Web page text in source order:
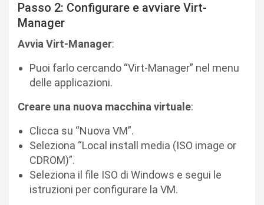
Passo 2: Configurare e avviare Virt-
Manager
Avvia Virt-Manager:
Puoi farlo cercando “Virt-Manager” nel menu
delle applicazioni.
Creare una nuova macchina virtuale:
Clicca su “Nuova VM”.
Seleziona “Local install media (ISO image or
CDROM)”.
Seleziona il file ISO di Windows e segui le
istruzioni per configurare la VM.